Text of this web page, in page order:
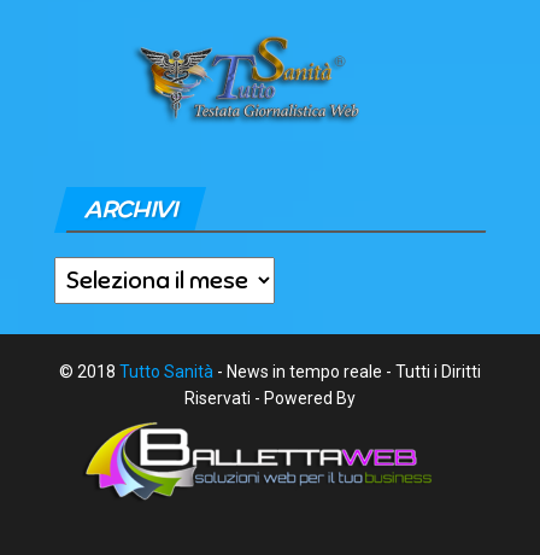
ARCHIVI
Archivi
© 2018 Tutto Sanità - News in tempo reale - Tutti i Diritti
Riservati - Powered By